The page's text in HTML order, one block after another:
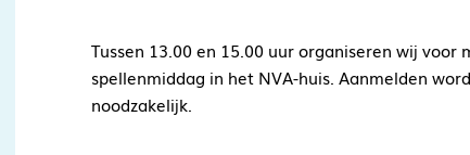
Tussen 13.00 en 15.00 uur organiseren wij
spellenmiddag in het NVA-huis. Aanmelden
noodzakelijk.